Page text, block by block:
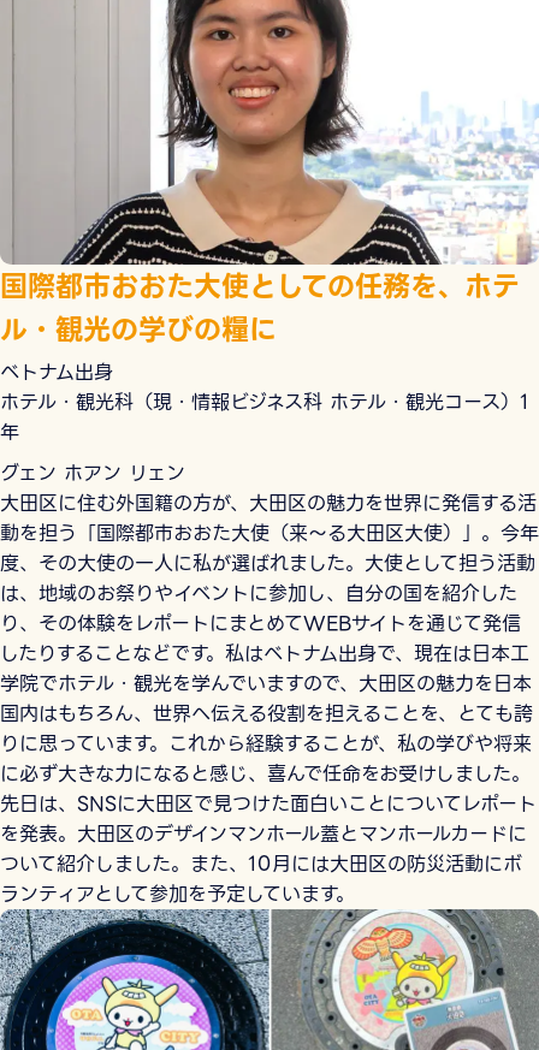
国際都市おおた大使としての任務を、ホテ
ル・観光の学びの糧に
ベトナム出身
ホテル・観光科（現・情報ビジネス科 ホテル・観光コース）1
年
グェン ホアン リェン
大田区に住む外国籍の方が、大田区の魅力を世界に発信する活
動を担う「国際都市おおた大使（来～る大田区大使）」。今年
度、その大使の一人に私が選ばれました。大使として担う活動
は、地域のお祭りやイベントに参加し、自分の国を紹介した
り、その体験をレポートにまとめてWEBサイトを通じて発信
したりすることなどです。私はベトナム出身で、現在は日本工
学院でホテル・観光を学んでいますので、大田区の魅力を日本
国内はもちろん、世界へ伝える役割を担えることを、とても誇
りに思っています。これから経験することが、私の学びや将来
に必ず大きな力になると感じ、喜んで任命をお受けしました。
先日は、SNSに大田区で見つけた面白いことについてレポート
を発表。大田区のデザインマンホール蓋とマンホールカードに
ついて紹介しました。また、10月には大田区の防災活動にボ
ランティアとして参加を予定しています。